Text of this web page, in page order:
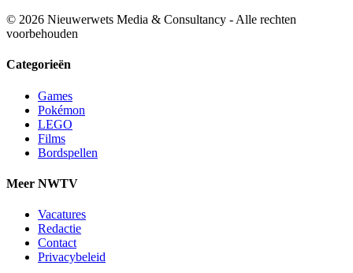
© 2026 Nieuwerwets Media & Consultancy - Alle rechten
voorbehouden
Categorieën
Games
Pokémon
LEGO
Films
Bordspellen
Meer NWTV
Vacatures
Redactie
Contact
Privacybeleid